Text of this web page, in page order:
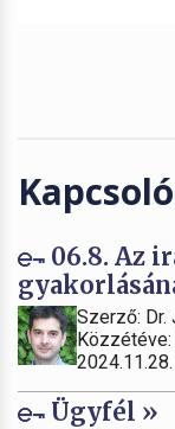
06.8. Az
Szerző: Dr.
Ügyfél »